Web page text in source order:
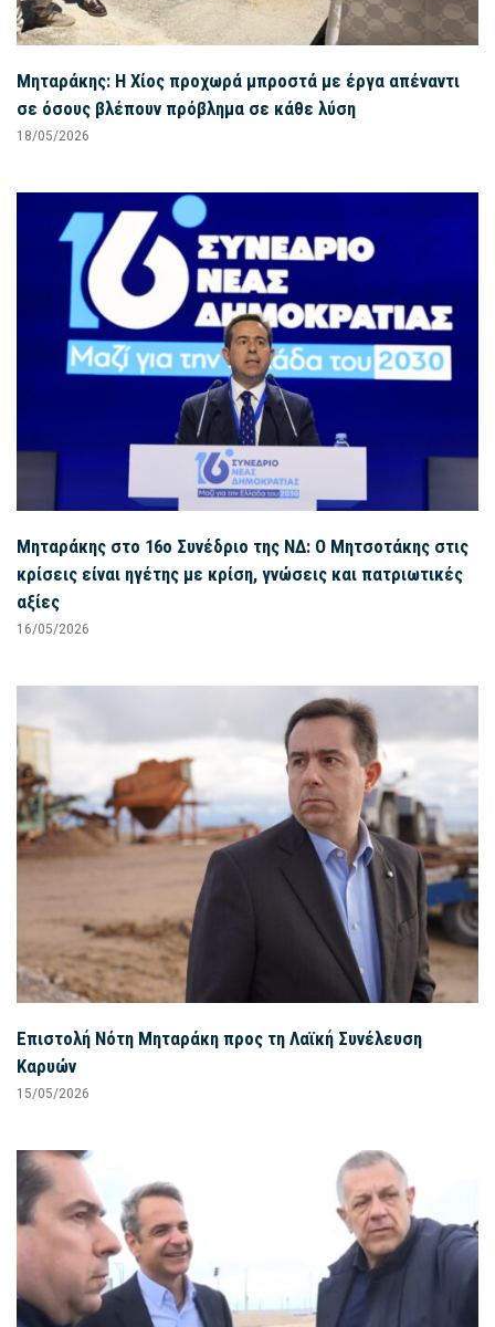
Μηταράκης: Η Χίος προχωρά μπροστά με έργα απέναντι
σε όσους βλέπουν πρόβλημα σε κάθε λύση
18/05/2026
Μηταράκης στο 16ο Συνέδριο της ΝΔ: Ο Μητσοτάκης στις
κρίσεις είναι ηγέτης με κρίση, γνώσεις και πατριωτικές
αξίες
16/05/2026
Επιστολή Νότη Μηταράκη προς τη Λαϊκή Συνέλευση
Καρυών
15/05/2026